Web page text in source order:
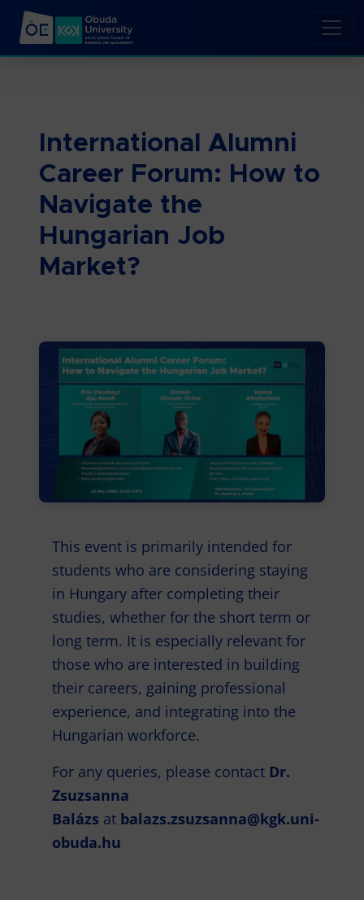
International Alumni
Career Forum: How to
Navigate the
Hungarian Job
Market?
This event is primarily intended for
students who are considering staying
in Hungary after completing their
studies, whether for the short term or
long term. It is especially relevant for
those who are interested in building
their careers, gaining professional
experience, and integrating into the
Hungarian workforce.
For any queries, please contact Dr.
Zsuzsanna
Balázs at balazs.zsuzsanna@kgk.uni-
obuda.hu